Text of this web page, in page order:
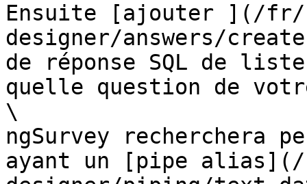
Ensuite [ajouter ](/fr/
designer/answers/
de réponse SQL de
quelle question de
\
ngSurvey recherchera
ayant un [pipe alias](/